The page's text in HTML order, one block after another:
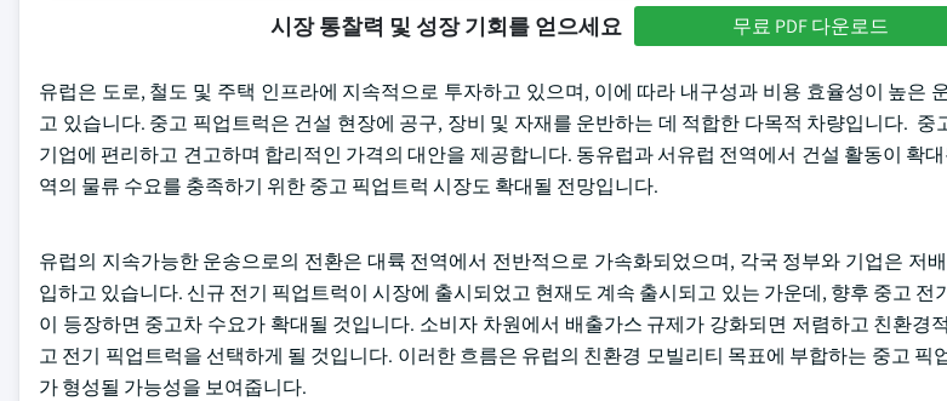
시장 통찰력 및 성장 기회를 얻으세요 무료 PDF 다운로드
유럽은 도로, 철도 및 주택 인프라에 지속적으로 투자하고 있으며, 이에 따라 내구성과 비용 효율성이 높은
고 있습니다. 중고 픽업트럭은 건설 현장에 공구, 장비 및 자재를 운반하는 데 적합한 다목적 차량입니다.
기업에 편리하고 견고하며 합리적인 가격의 대안을 제공합니다. 동유럽과 서유럽 전역에서 건설 활동이 확
역의 물류 수요를 충족하기 위한 중고 픽업트럭 시장도 확대될 전망입니다.
유럽의 지속가능한 운송으로의 전환은 대륙 전역에서 전반적으로 가속화되었으며, 각국 정부와 기업은 저
입하고 있습니다. 신규 전기 픽업트럭이 시장에 출시되었고 현재도 계속 출시되고 있는 가운데, 향후 중고 전
이 등장하면 중고차 수요가 확대될 것입니다. 소비자 차원에서 배출가스 규제가 강화되면 저렴하고 친환경
고 전기 픽업트럭을 선택하게 될 것입니다. 이러한 흐름은 유럽의 친환경 모빌리티 목표에 부합하는 중고 픽
가 형성될 가능성을 보여줍니다.